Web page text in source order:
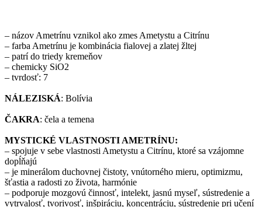
– názov Ametrínu vznikol ako zmes Ametystu a Citrínu
– farba Ametrínu je kombinácia fialovej a zlatej žltej
– patrí do triedy kremeňov
– chemicky SiO2
– tvrdosť: 7
NÁLEZISKÁ: Bolívia
ČAKRA: čela a temena
MYSTICKÉ VLASTNOSTI AMETRÍNU:
– spojuje v sebe vlastnosti Ametystu a Citrínu, ktoré sa vzájomne
dopĺňajú
– je minerálom duchovnej čistoty, vnútorného mieru, optimizmu,
šťastia a radosti zo života, harmónie
– podporuje mozgovú činnosť, intelekt, jasnú myseľ, sústredenie a
vytrvalosť, tvorivosť, inšpiráciu, koncentráciu, sústredenie pri učení